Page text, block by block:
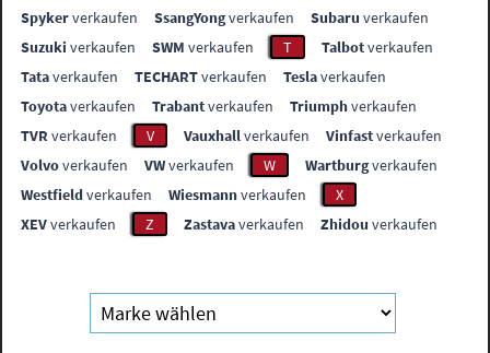
Spykerverkaufen SsangYongverkaufen Subaru verkaufen
Suzuki verkaufen SWM verkaufen T Talbotverkaufen
Tataverkaufen TECHARTverkaufen Teslaverkaufen
Toyotaverkaufen Trabantverkaufen Triumphverkaufen
TVR verkaufen V Vauxhallverkaufen Vinfastverkaufen
Volvoverkaufen VWverkaufen W Wartburgverkaufen
Westfieldverkaufen Wiesmannverkaufen
X
XEVverkaufen Z Zastavaverkaufen Zhidou verkaufen